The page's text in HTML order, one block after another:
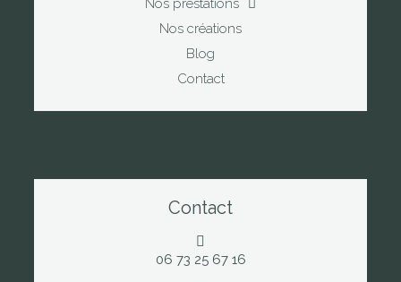
Nos prestations
Nos créations
Blog
Contact
Contact
06 73 25 67 16